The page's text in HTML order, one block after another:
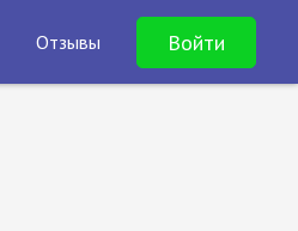
Отзывы Войти